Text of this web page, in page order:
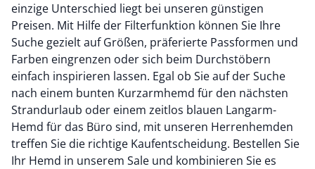
einzige Unterschied liegt bei unseren günstigen
Preisen. Mit Hilfe der Filterfunktion können Sie Ihre
Suche gezielt auf Größen, präferierte Passformen und
Farben eingrenzen oder sich beim Durchstöbern
einfach inspirieren lassen. Egal ob Sie auf der Suche
nach einem bunten Kurzarmhemd für den nächsten
Strandurlaub oder einem zeitlos blauen Langarm-
Hemd für das Büro sind, mit unseren Herrenhemden
treffen Sie die richtige Kaufentscheidung. Bestellen Sie
Ihr Hemd in unserem Sale und kombinieren Sie es